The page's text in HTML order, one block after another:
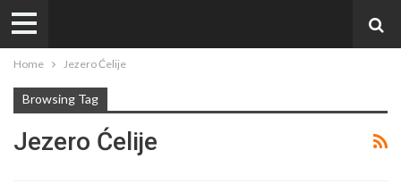
Home Jezero Ćelije
Browsing Tag
Jezero Ćelije